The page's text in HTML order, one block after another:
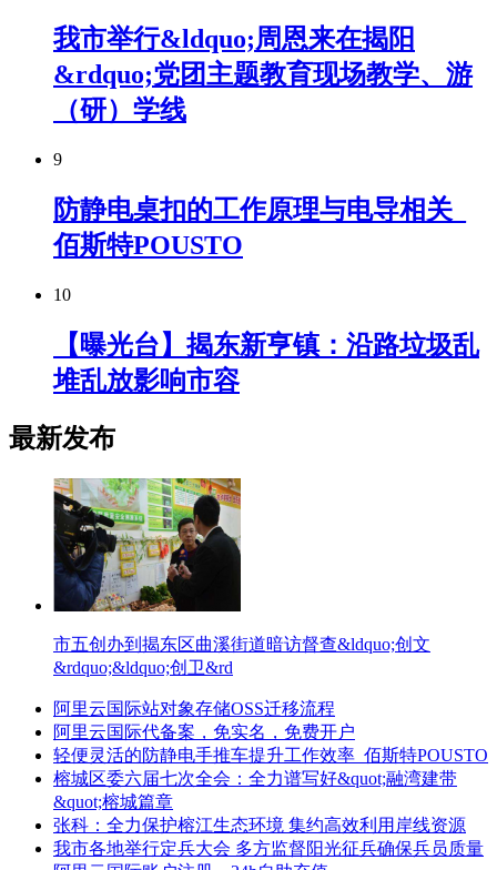
我市举行&ldquo;周恩来在揭阳
&rdquo;党团主题教育现场教学、游
（研）学线
9
防静电桌扣的工作原理与电导相关_
佰斯特POUSTO
10
【曝光台】揭东新亨镇：沿路垃圾乱
堆乱放影响市容
最新发布
市五创办到揭东区曲溪街道暗访督查&ldquo;创文
&rdquo;&ldquo;创卫&rd
阿里云国际站对象存储OSS迁移流程
阿里云国际代备案，免实名，免费开户
轻便灵活的防静电手推车提升工作效率_佰斯特POUSTO
榕城区委六届七次全会：全力谱写好&quot;融湾建带
&quot;榕城篇章
张科：全力保护榕江生态环境 集约高效利用岸线资源
我市各地举行定兵大会 多方监督阳光征兵确保兵员质量